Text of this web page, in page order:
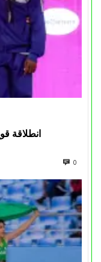
انطلاقة
0